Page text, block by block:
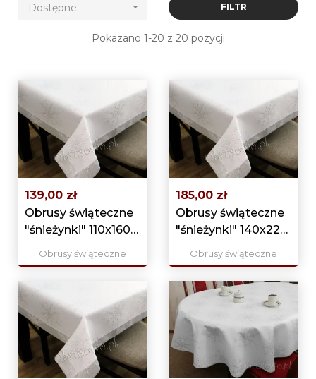
Dostępne  FILTR
Pokazano 1-20 z 20 pozycji
139,00 zł
Obrusy świąteczne
"śnieżynki" 110x160
srebrny
Obrusy świąteczne
185,00 zł
Obrusy świąteczne
"śnieżynki" 140x220
srebrny
Obrusy świąteczne